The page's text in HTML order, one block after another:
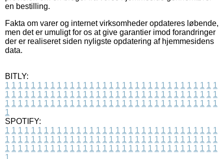
en bestilling.
Fakta om varer og internet virksomheder opdateres løbende,
men det er umuligt for os at give garantier imod forandringer
der er realiseret siden nyligste opdatering af hjemmesidens
data.
BITLY:
1 1 1 1 1 1 1 1 1 1 1 1 1 1 1 1 1 1 1 1 1 1 1 1 1 1 1 1 1 1 1 1 1
1 1 1 1 1 1 1 1 1 1 1 1 1 1 1 1 1 1 1 1 1 1 1 1 1 1 1 1 1 1 1 1 1
1 1 1 1 1 1 1 1 1 1 1 1 1 1 1 1 1 1 1 1 1 1 1 1 1 1 1 1 1 1 1 1 1
1
SPOTIFY:
1 1 1 1 1 1 1 1 1 1 1 1 1 1 1 1 1 1 1 1 1 1 1 1 1 1 1 1 1 1 1 1 1
1 1 1 1 1 1 1 1 1 1 1 1 1 1 1 1 1 1 1 1 1 1 1 1 1 1 1 1 1 1 1 1 1
1 1 1 1 1 1 1 1 1 1 1 1 1 1 1 1 1 1 1 1 1 1 1 1 1 1 1 1 1 1 1 1 1
1